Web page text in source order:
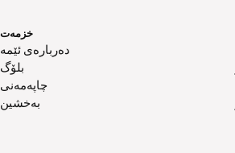
خزمەت
دەربارەی ئێمە
بلۆگ
چاپەمەنی
بەخشین